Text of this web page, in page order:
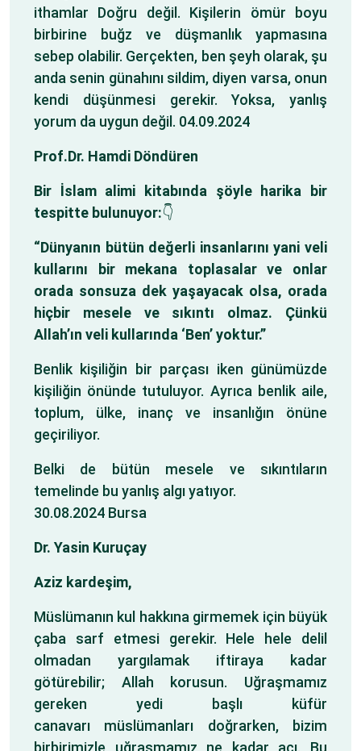
ithamlar Doğru değil. Kişilerin ömür boyu
birbirine buğz ve düşmanlık yapmasına
sebep olabilir. Gerçekten, ben şeyh olarak, şu
anda senin günahını sildim, diyen varsa, onun
kendi düşünmesi gerekir. Yoksa, yanlış
yorum da uygun değil. 04.09.2024
Prof.Dr. Hamdi Döndüren
Bir İslam alimi kitabında şöyle harika bir
tespitte bulunuyor:👇
“Dünyanın bütün değerli insanlarını yani veli
kullarını bir mekana toplasalar ve onlar
orada sonsuza dek yaşayacak olsa, orada
hiçbir mesele ve sıkıntı olmaz. Çünkü
Allah’ın veli kullarında ‘Ben’ yoktur.”
Benlik kişiliğin bir parçası iken günümüzde
kişiliğin önünde tutuluyor. Ayrıca benlik aile,
toplum, ülke, inanç ve insanlığın önüne
geçiriliyor.
Belki de bütün mesele ve sıkıntıların
temelinde bu yanlış algı yatıyor.
30.08.2024 Bursa
Dr. Yasin Kuruçay
Aziz kardeşim,
Müslümanın kul hakkına girmemek için büyük
çaba sarf etmesi gerekir. Hele hele delil
olmadan yargılamak iftiraya kadar
götürebilir; Allah korusun. Uğraşmamız
gereken yedi başlı küfür
canavarı müslümanları doğrarken, bizim
birbirimizle uğraşmamız ne kadar acı. Bu